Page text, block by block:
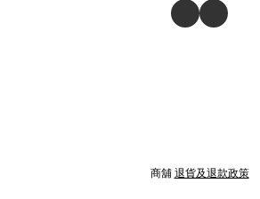
商舖 退貨及退款政策